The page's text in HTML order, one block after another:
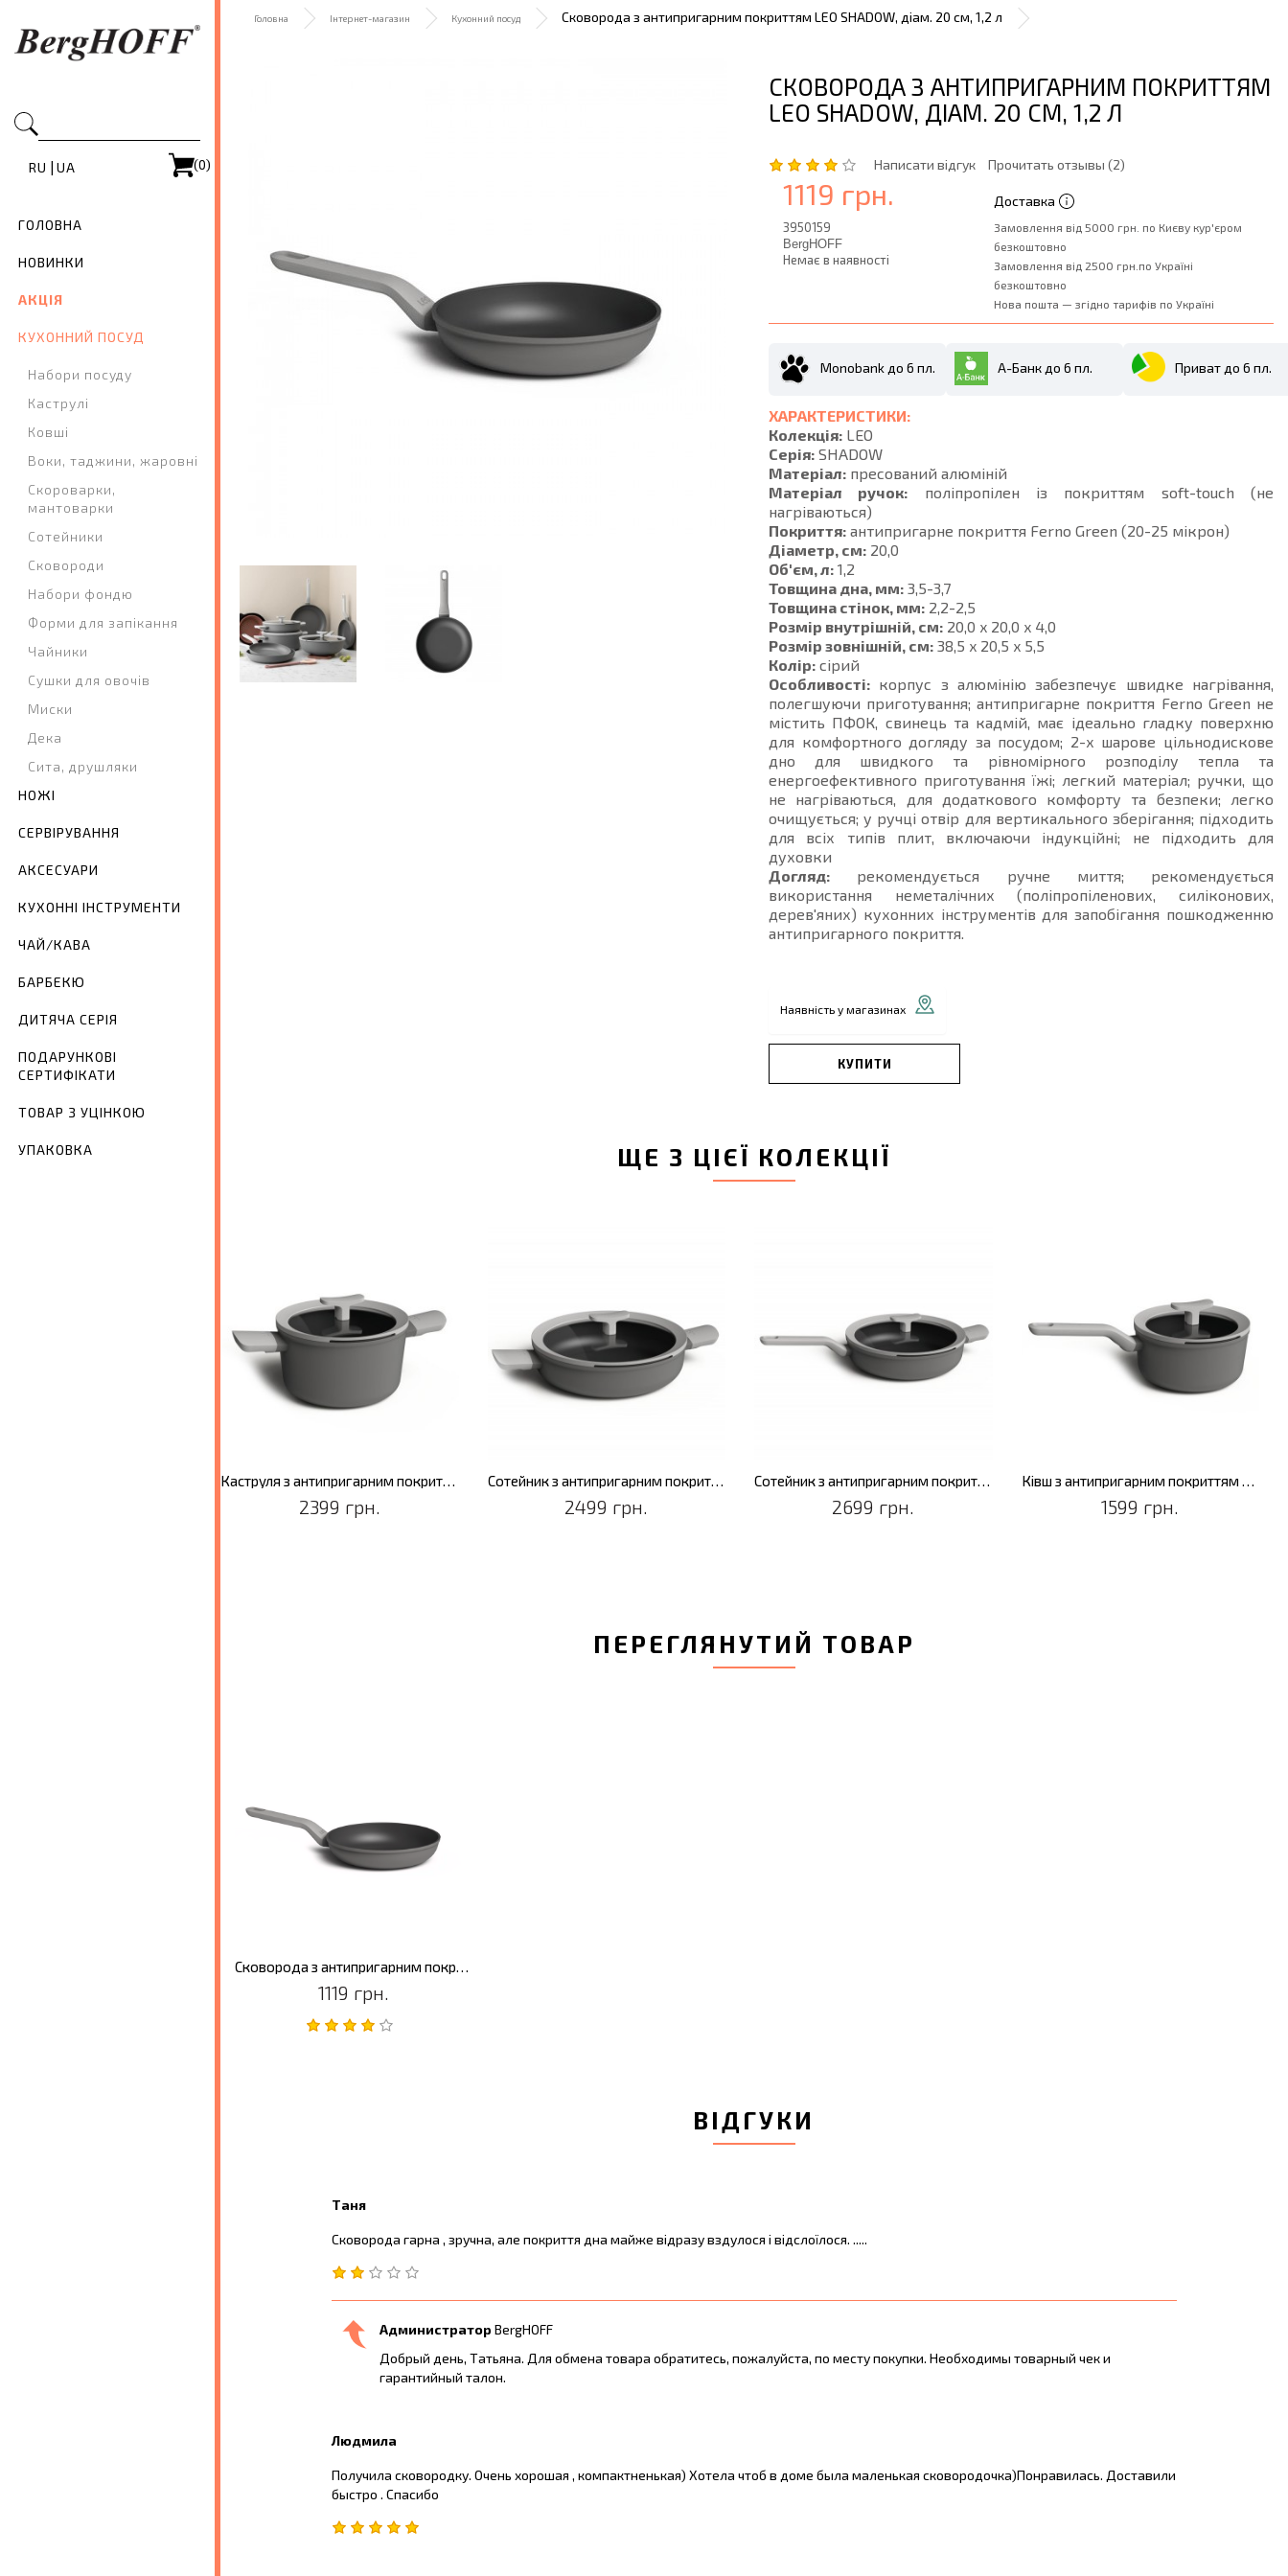
RU | UA (0)
ГОЛОВНА
НОВИНКИ
АКЦІЯ
КУХОННИЙ ПОСУД
Набори посуду
Каструлі
Ковші
Воки, таджини, жаровні
Скороварки,
мантоварки
Сотейники
Сковороди
Набори фондю
Форми для запікання
Чайники
Сушки для овочів
Миски
Дека
Сита, друшляки
НОЖІ
СЕРВІРУВАННЯ
АКСЕСУАРИ
КУХОННІ ІНСТРУМЕНТИ
ЧАЙ/КАВА
БАРБЕКЮ
ДИТЯЧА СЕРІЯ
ПОДАРУНКОВІ
СЕРТИФІКАТИ
ТОВАР З УЦІНКОЮ
УПАКОВКА
Головна Інтернет-магазин Кухонний посуд Сковорода з антипригарним покриттям LEO SHADOW, діам. 20 см, 1,2 л
СКОВОРОДА З АНТИПРИГАРНИМ ПОКРИТТЯМ
LEO SHADOW, ДІАМ. 20 СМ, 1,2 Л
Написати відгук Прочитать отзывы (2)
1119 грн.
3950159
BergHOFF
Немає в наявності
Доставка
Замовлення від 5000 грн. по Києву кур'єром
безкоштовно
Замовлення від 2500 грн.по Україні
безкоштовно
Нова пошта — згідно тарифів по Україні
Monobank до 6 пл. А-Банк до 6 пл. Приват до 6 пл.
ХАРАКТЕРИСТИКИ:
Колекція: LEO
Серія: SHADOW
Матеріал: пресований алюміній
Матеріал ручок: поліпропілен із покриттям soft-touch (не
нагріваються)
Покриття: антипригарне покриття Ferno Green (20-25 мікрон)
Діаметр, см: 20,0
Об'єм, л: 1,2
Товщина дна, мм: 3,5-3,7
Товщина стінок, мм: 2,2-2,5
Розмір внутрішній, см: 20,0 x 20,0 x 4,0
Розмір зовнішній, см: 38,5 x 20,5 x 5,5
Колір: сірий
Особливості: корпус з алюмінію забезпечує швидке нагрівання,
полегшуючи приготування; антипригарне покриття Ferno Green не
містить ПФОК, свинець та кадмій, має ідеально гладку поверхню
для комфортного догляду за посудом; 2-х шарове цільнодискове
дно для швидкого та рівномірного розподілу тепла та
енергоефективного приготування їжі; легкий матеріал; ручки, що
не нагріваються, для додаткового комфорту та безпеки; легко
очищується; у ручці отвір для вертикального зберігання; підходить
для всіх типів плит, включаючи індукційні; не підходить для
духовки
Догляд: рекомендується ручне миття; рекомендується
використання неметалічних (поліпропіленових, силіконових,
дерев'яних) кухонних інструментів для запобігання пошкодженню
антипригарного покриття.
Наявність у магазинах
КУПИТИ
ЩЕ З ЦІЄЇ КОЛЕКЦІЇ
Сотейник з антипригарним покриттям LEO SHADOW, з 2-ма ручками, діам. 26 см, 2,9 л
2499 грн.
Сотейник з антипригарним покриттям LEO SHADOW, діам. 26 см, 2,9 л
2699 грн.
Ківш з антипригарним покриттям LEO SHADOW, діам. 18 см, 2 л
1599 грн.
Сковорода з антипригарним покриттям LEO SHADOW, діам. 32 см, 3,3 л
1899 грн.
ПЕРЕГЛЯНУТИЙ ТОВАР
Сковорода з антипригарним покриттям LEO SHADOW, діам. 20 см, 1,2 л
1119 грн.
ВІДГУКИ
Таня
Сковорода гарна , зручна, але покриття дна майже відразу вздулося і відслоїлося. .....
Администратор BergHOFF
Добрый день, Татьяна. Для обмена товара обратитесь, пожалуйста, по месту покупки. Необходимы товарный чек и
гарантийный талон.
Людмила
Получила сковородку. Очень хорошая , компактненькая) Хотела чтоб в доме была маленькая сковородочка)Понравилась. Доставили
быстро . Спасибо